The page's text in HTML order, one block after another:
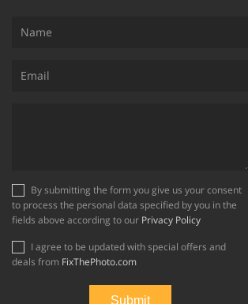
to process the personal data specified by you in the
fields above according to our Privacy Policy
deals from FixThePhoto.com